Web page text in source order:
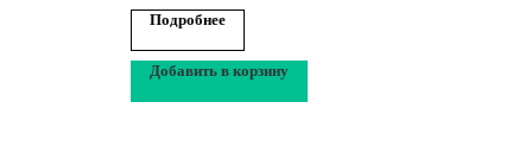
Подробнее
Добавить в корзину